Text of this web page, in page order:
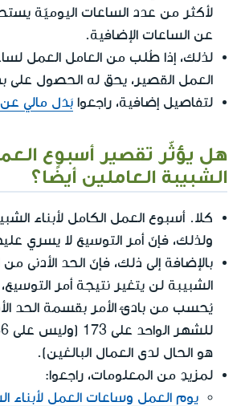
لأكثر من عدد الساعات اليوميّة
عن الساعات الإضافية.
لذلك، إذا طُلب من العامل العمل
العمل القصير، يحق له الحصول على
لتفاصيل إضافية، راجعوا بَدَل مالي عن
هل يؤثّر تقصير أسبوع
الشبيبة العاملين أيضًا؟
ولذلك، فإنّ أمر التوسيع لا يسري
بالإضافة إلى ذلك، فإنّ الحد الأدنى من
الشبيبة لن يتغير نتيجة أمر التوسيع،
يُحسب من بادئ الأمر بقسمة الحد
هو الحال لدى العمال البالغين).
لمزيدٍ من المعلومات، راجعوا:
يوم العمل وساعات العمل لأبناء